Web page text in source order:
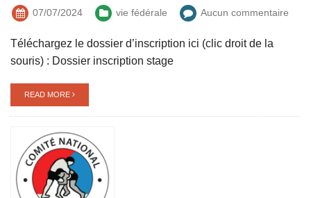
07/07/2024 vie fédérale Aucun commentaire
Téléchargez le dossier d’inscription ici (clic droit de la
souris) : Dossier inscription stage
READ MORE